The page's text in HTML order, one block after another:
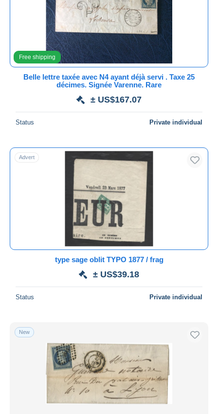
Submit
Free shipping
Belle lettre taxée avec N4 ayant déjà servi . Taxe 25
décimes. Signée Varenne. Rare
± US$167.07
Status Private individual
Advert
type sage oblit TYPO 1877 / frag
± US$39.18
Status Private individual
New